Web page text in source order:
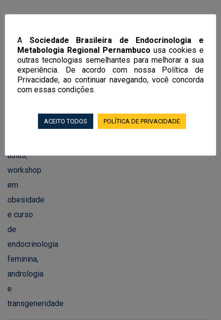
Notícias Recentes
EndoRecife 2026 terá mais de 100
de endocrinologia feminina, andrologia
e transgeneridade
A Sociedade Brasileira de Endocrinologia e
Metabologia Regional Pernambuco usa cookies e
outras tecnologias semelhantes para melhorar a sua
experiência. De acordo com nossa Política de
Privacidade, ao continuar navegando, você concorda
com essas condições.
ACEITO TODOS POLÍTICA DE PRIVACIDADE